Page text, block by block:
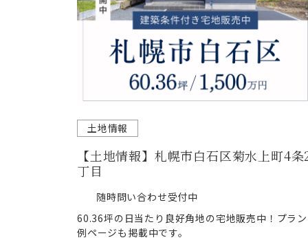
土地情報
【土地情報】札幌市白石区菊水上町4条
丁目
随時問い合わせ受付中
60.36坪の日当たり良好角地の宅地販売中！プラン
例ページも掲載中です。